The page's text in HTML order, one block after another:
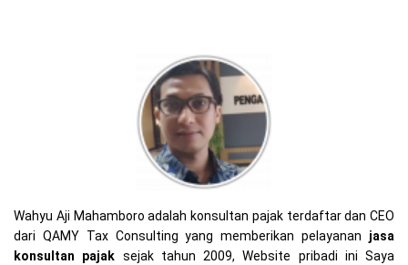
Wahyu Aji Mahamboro adalah konsultan pajak terdaftar dan CEO
dari QAMY Tax Consulting yang memberikan pelayanan jasa
konsultan pajak sejak tahun 2009, Website pribadi ini Saya